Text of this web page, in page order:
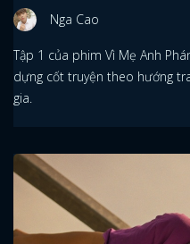
Nga Cao
Tập 1 của phim Vì Mẹ Anh
dựng cốt truyện theo hướng
gia.